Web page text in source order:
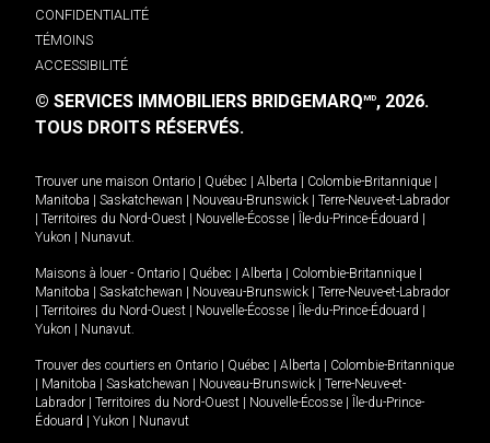
CONFIDENTIALITÉ
TÉMOINS
ACCESSIBILITÉ
© SERVICES IMMOBILIERS BRIDGEMARQMD, 2026.
TOUS DROITS RÉSERVÉS.
Trouver une maison Ontario Québec Alberta Colombie-Britannique
Manitoba
Saskatchewan Nouveau-Brunswick
Terre-Neuve-et-Labrador
Territoires du Nord-Ouest Nouvelle-Écosse Île-du-Prince-Édouard
Yukon
Nunavut.
Maisons à louer - Ontario Québec Alberta Colombie-Britannique
Manitoba
Saskatchewan Nouveau-Brunswick
Terre-Neuve-et-Labrador
Territoires du Nord-Ouest Nouvelle-Écosse Île-du-Prince-Édouard
Yukon
Nunavut.
Trouver des courtiers en Ontario Québec Alberta
Colombie-Britannique
Manitoba Saskatchewan Nouveau-Brunswick
Terre-Neuve-et-
Labrador
Territoires du Nord-Ouest Nouvelle-Écosse
Île-du-Prince-
Édouard
Yukon Nunavut